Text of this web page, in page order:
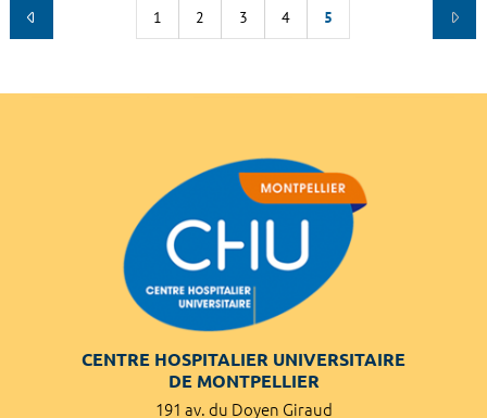
1 2 3 4 5
CENTRE HOSPITALIER UNIVERSITAIRE
DE MONTPELLIER
191 av. du Doyen Giraud